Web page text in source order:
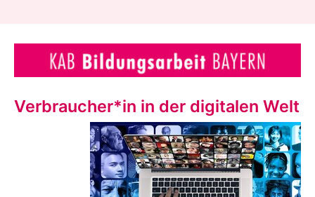
Verbraucher*in in der digitalen Welt